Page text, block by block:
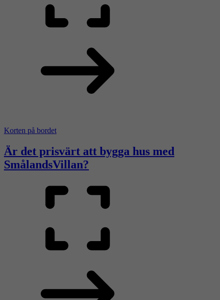
Korten på bordet
Är det prisvärt att bygga hus med
SmålandsVillan?